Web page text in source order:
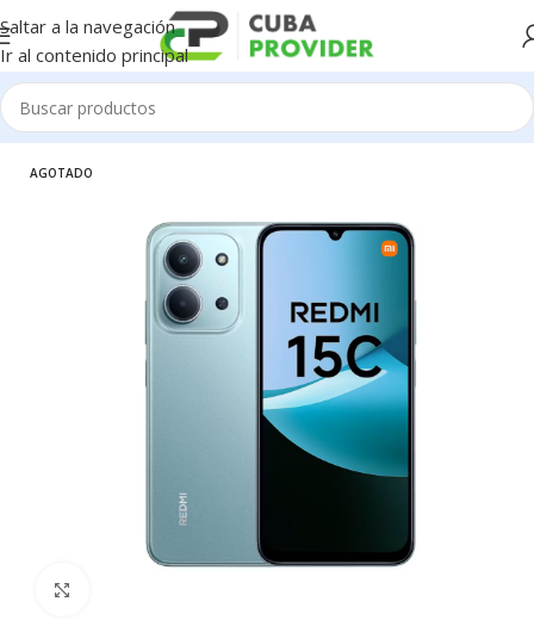
Saltar a la navegación
Ir al contenido principal
Inicio/Celulares/Xiaomi
AGOTADO